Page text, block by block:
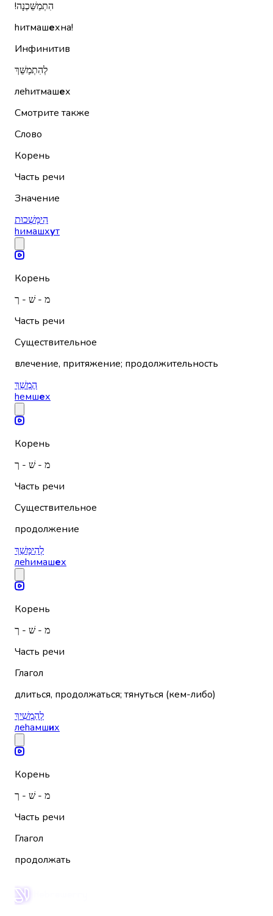
הִתְמַשֵּׁכְנָה!‏
hитмашехна!
Инфинитив
לְהִתְמַשֵּׁךְ
леhитмашех
Смотрите также
Слово
Корень
Часть речи
Значение
הִימָּשְׁכוּת
hимашхут
Корень
מ - שׁ - ך
Часть речи
Существительное
влечение, притяжение; продолжительность
הֶמְשֵׁךְ
hемшех
Корень
מ - שׁ - ך
Часть речи
Существительное
продолжение
לְהִימָּשֵׁךְ
леhимашех
Корень
מ - שׁ - ך
Часть речи
Глагол
длиться, продолжаться; тянуться (кем-либо)
לְהַמְשִׁיךְ
леhамших
Корень
מ - שׁ - ך
Часть речи
Глагол
продолжать